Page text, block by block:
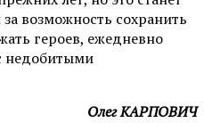
возможность сохранить
героев, ежедневно
недобитыми
Олег КАРПОВИЧ